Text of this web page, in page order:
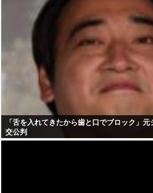
「舌を入れてきたから歯と口でブロック」
交公判